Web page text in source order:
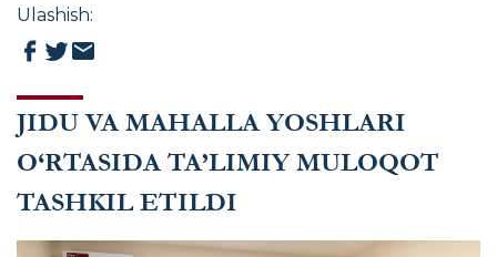
JIDU VA MAHALLA YOSHLARI
O‘RTASIDA TA’LIMIY MULOQOT
TASHKIL ETILDI
Ulashish: